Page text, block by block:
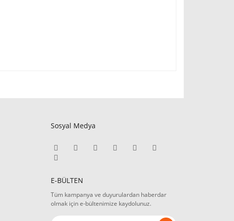
Sosyal Medya
E-BÜLTEN
Tüm kampanya ve duyurulardan haberdar
olmak için e-bültenimize kaydolunuz.